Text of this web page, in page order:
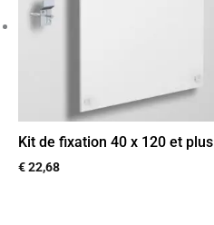
Kit de fixation 40 x 120 et plus
€22,68